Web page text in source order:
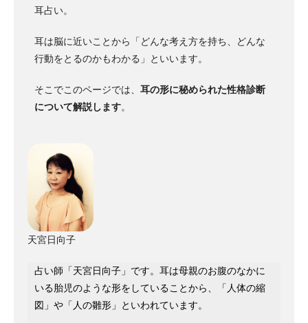
耳占い。
耳は脳に近いことから「どんな考え方を持ち、どんな
行動をとるのかもわかる」といいます。
そこでこのページでは、 耳の形に秘められた性格診断
について解説します。
天宮日向子
占い師「天宮日向子」です。耳は母親のお腹のなかに
いる胎児のような形をしていることから、「人体の縮
図」や「人の雛形」といわれています。